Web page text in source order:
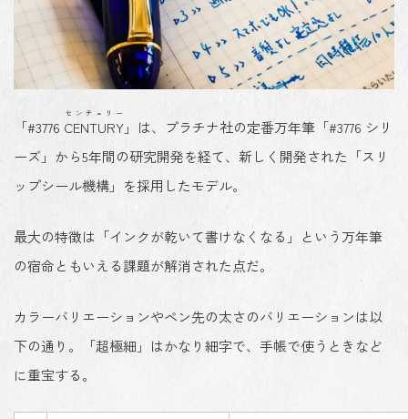
「#3776 CENTURY
センチュリー
」は、プラチナ社の定番万年筆「#3776 シリ
ーズ」から5年間の研究開発を経て、新しく開発された「スリ
ップシール機構」を採用したモデル。
最大の特徴は「インクが乾いて書けなくなる」という 万年筆
の宿命ともいえる課題が解消された点だ。
カラーバリエーションやペン先の太さのバリエーションは以
下の通り。「超極細」はかなり細字で、手帳で使うときなど
に重宝する。